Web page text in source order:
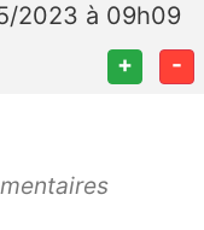
2023 à 09h09
+ -